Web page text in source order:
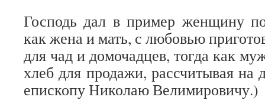
Господь дал в пример женщину
как жена и мать, с любовью
для чад и домочадцев, тогда как
хлеб для продажи, рассчитывая на
епископу Николаю Велимировичу.)